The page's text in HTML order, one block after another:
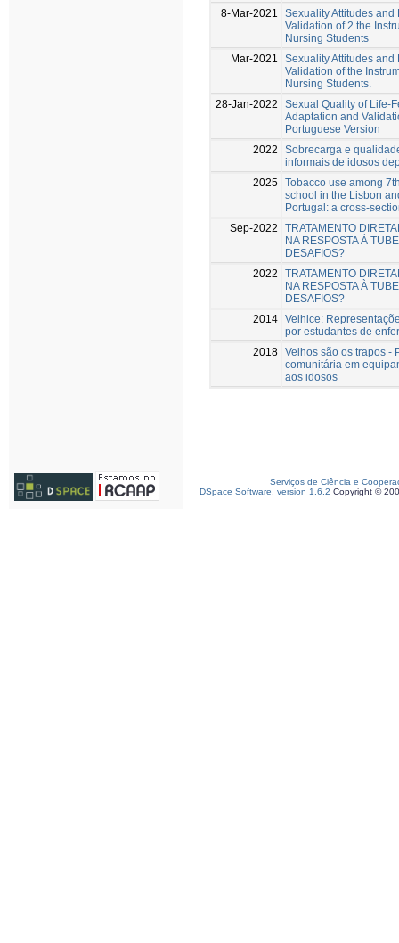
8-Mar-2021
Sexuality Attitudes and
Validation of 2 the
Nursing Students
Mar-2021
Sexuality Attitudes and
Validation of the
Nursing Students.
28-Jan-2022
Sexual Quality of Life-
Adaptation and
Portuguese Version
2022
Sobrecarga e
informais de idosos
2025 Tobacco use among
school in the Lisbon
Portugal: a cross-
Sep-2022
TRATAMENTO
NA RESPOSTA À
DESAFIOS?
2022
TRATAMENTO
NA RESPOSTA À
DESAFIOS?
2014 Velhice:
por estudantes de
2018 Velhos são os trapos -
comunitária em
aos idosos
Serviços de Ciência e
DSpace Software, version 1.6.2 Copyright ©